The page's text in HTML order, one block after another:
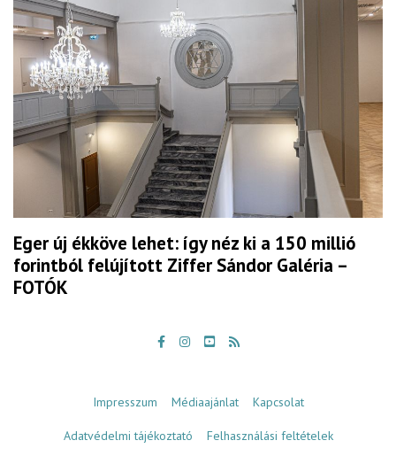
Eger új ékköve lehet: így néz ki a 150 millió
forintból felújított Ziffer Sándor Galéria –
FOTÓK
Impresszum Médiaajánlat Kapcsolat
Adatvédelmi tájékoztató Felhasználási feltételek